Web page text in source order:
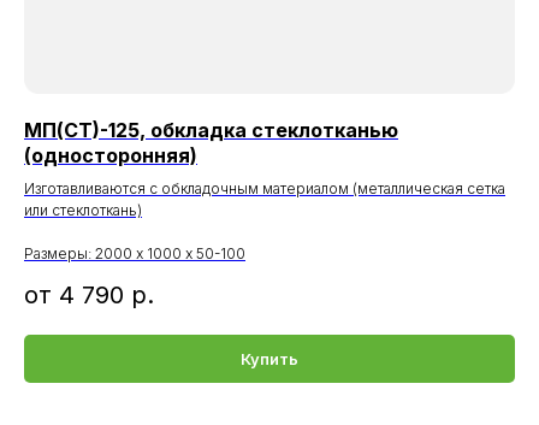
МП(СТ)-125, обкладка стеклотканью
(односторонняя)
Изготавливаются с обкладочным материалом (металлическая сетка
или стеклоткань)
Размеры: 2000 х 1000 х 50-100
от 4 790 р.
Купить